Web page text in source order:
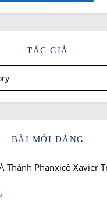
TÁC GIẢ
BÀI MỚI ĐĂNG
Thánh Phanxicô Xavier